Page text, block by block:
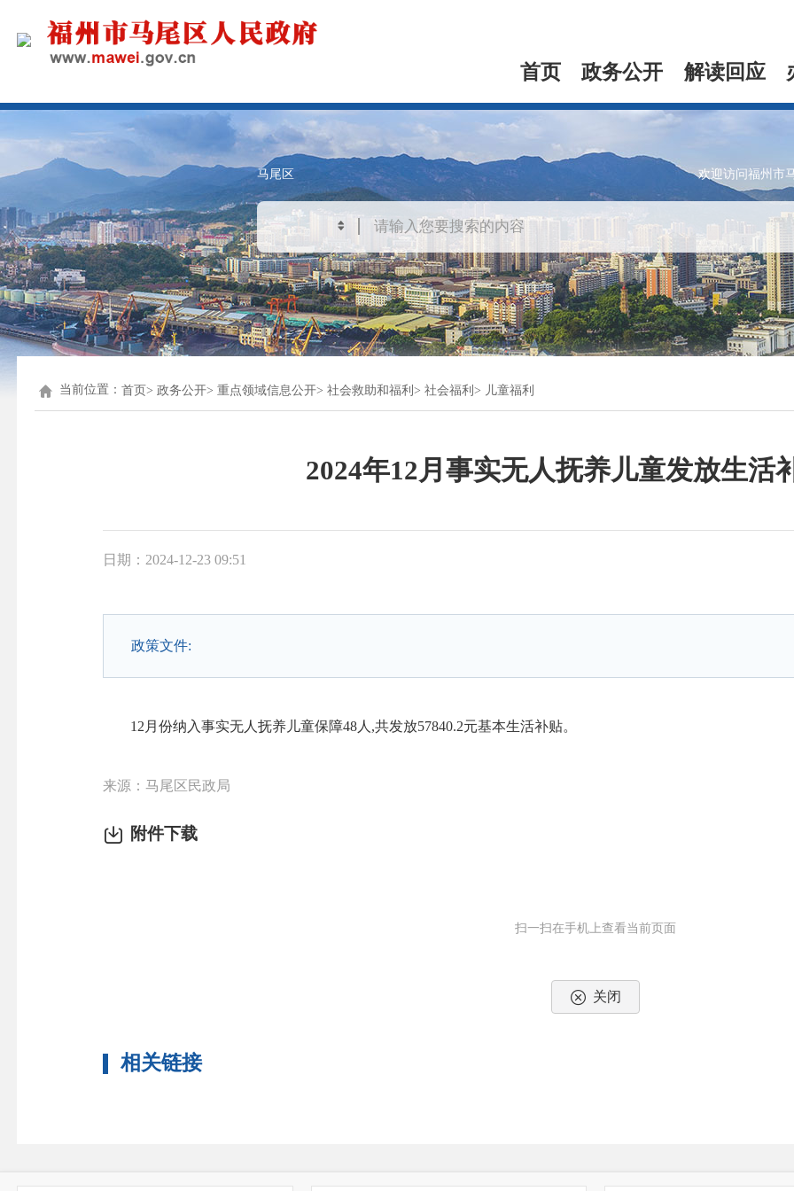
首页 政务公开 解读回应
马尾区 欢迎访问福州市
当前位置：首页 政务公开 重点领域信息公开 社会救助和福利 社会福利 儿童福利
2024年12月事实无人抚养儿童发放生活
日期：2024-12-23 09:51
政策文件:
12月份纳入事实无人抚养儿童保障48人,共发放57840.2元基本生活补贴。
来源：马尾区民政局
附件下载
扫一扫在手机上查看当前页面
关闭
相关链接